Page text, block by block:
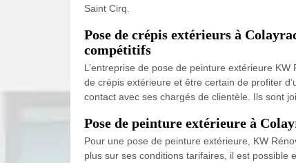
Saint Cirq.
Pose de crépis extérieurs à
compétitifs
L’entreprise de pose de peinture extérieure
de crépis extérieure et être certain de profiter
contact avec ses chargés de clientèle. Ils sont
Pose de peinture extérieure à
Pour une pose de peinture extérieure, KW
plus sur ses conditions tarifaires, il est possible